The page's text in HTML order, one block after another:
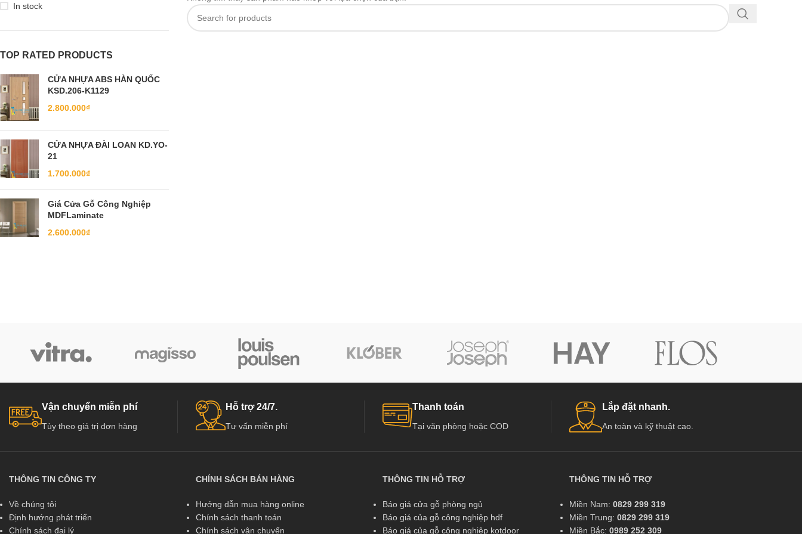
In stock
TOP RATED PRODUCTS
CỬA NHỰA ABS HÀN QUỐC
KSD.206-K1129
2.800.000₫
CỬA NHỰA ĐÀI LOAN KD.YO-
21
1.700.000₫
Giá Cửa Gỗ Công Nghiệp
MDFLaminate
2.600.000₫
Vận chuyển miễn phí
Tùy theo giá trị đơn hàng
Hỗ trợ 24/7.
Tư vấn miễn phí
Thanh toán
Tại văn phòng hoặc COD
Lắp đặt nhanh.
An toàn và kỹ thuật cao.
THÔNG TIN CÔNG TY
Về chúng tôi
Định hướng phát triển
Chính sách đại lý
CHÍNH SÁCH BÁN HÀNG
Hướng dẫn mua hàng online
Chính sách thanh toán
Chính sách vận chuyển
THÔNG TIN HỖ TRỢ
Báo giá cửa gỗ phòng ngủ
Báo giá của gỗ công nghiệp hdf
Báo giá của gỗ công nghiệp kotdoor
THÔNG TIN HỖ TRỢ
Miền Nam: 0829 299 319
Miền Trung: 0829 299 319
Miền Bắc: 0989 252 309